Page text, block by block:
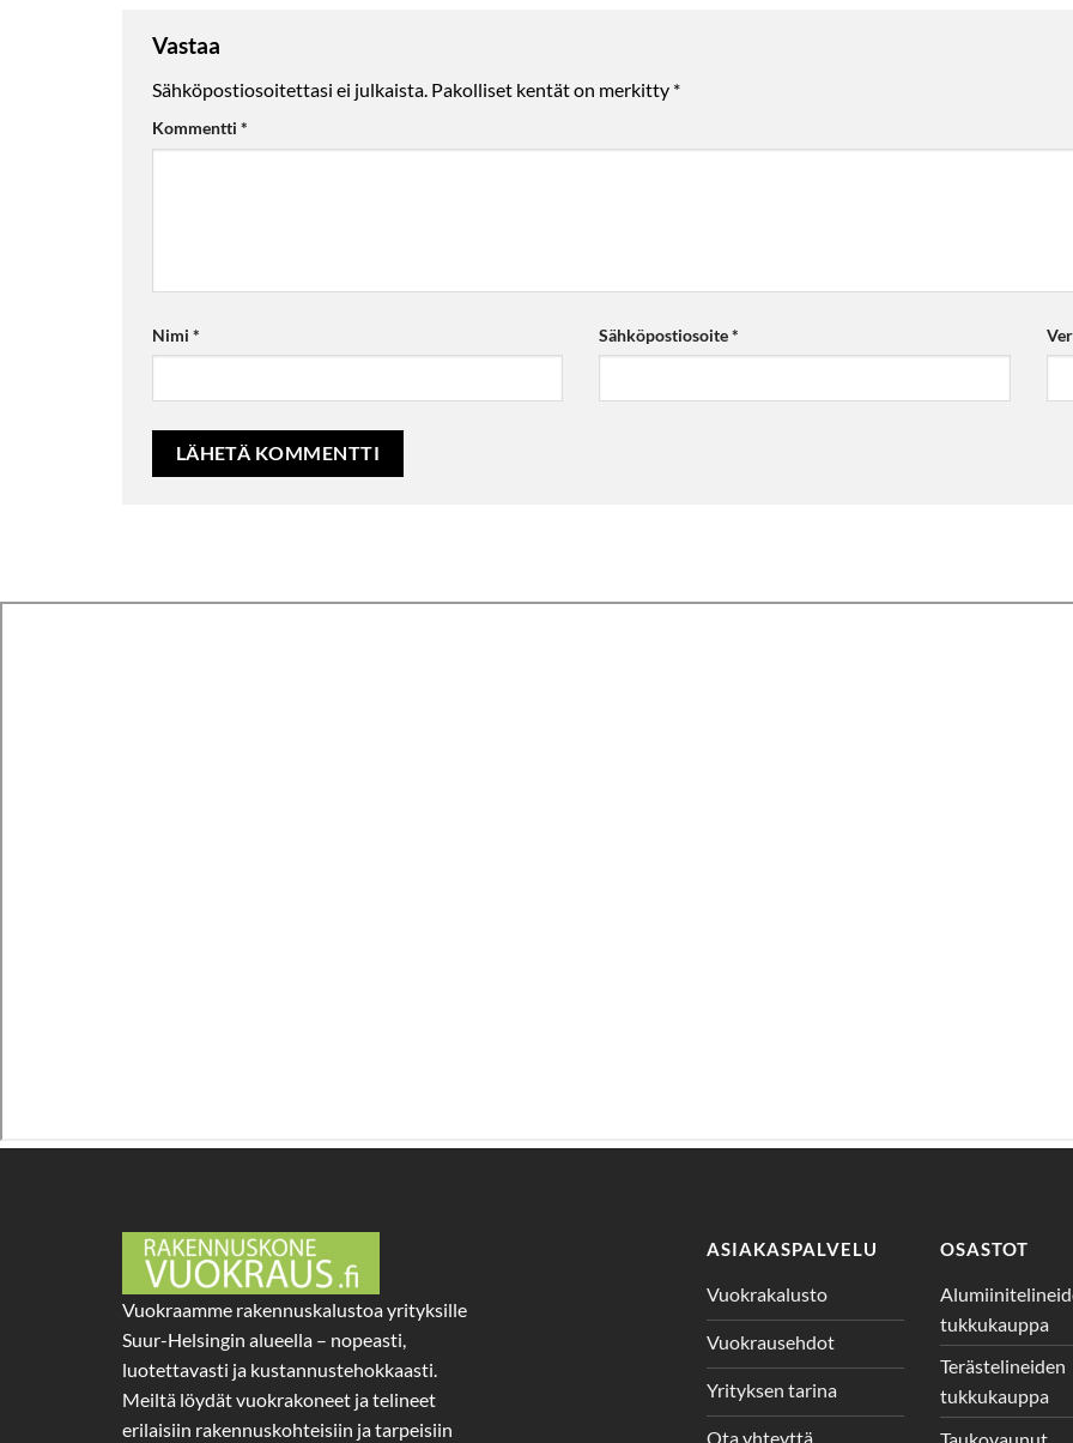
Vastaa
Sähköpostiosoitettasi ei julkaista. Pakolliset kentät on merkitty *
Kommentti *
Nimi * Sähköpostiosoite*
Vuokraamme rakennuskalustoa yrityksille
Suur-Helsingin alueella – nopeasti,
luotettavasti ja kustannustehokkaasti.
Meiltä löydät vuokrakoneet ja telineet
erilaisiin rakennuskohteisiin ja tarpeisiin
ASIAKASPALVELU
Vuokrakalusto
Vuokrausehdot
Yrityksen tarina
Ota yhteyttä
OSASTOT
tukkukauppa
Terästelineiden
tukkukauppa